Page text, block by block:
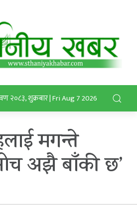
२०८३, शुक्रबार | Fri Aug 7 2026
मगन्ते
अझै बाँकी छ’